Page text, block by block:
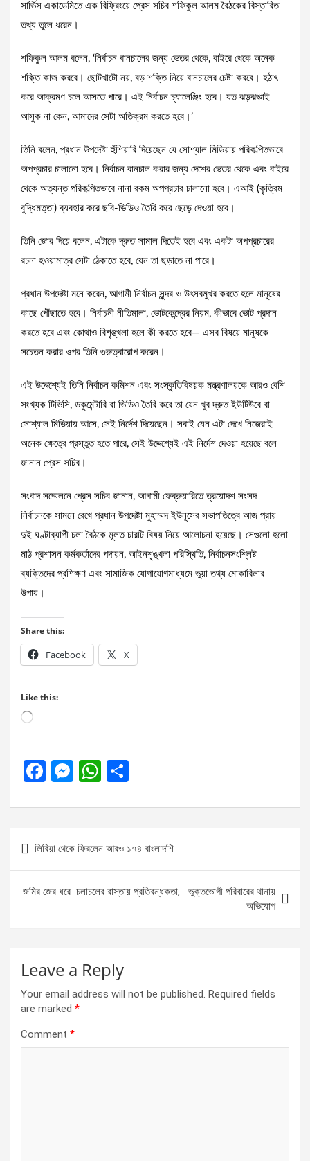
সার্ভিস একাডেমিতে এক বিফ্রিংয়ে প্রেস সচিব শফিকুল আলম বৈঠকের বিস্তারিত
তথ্য তুলে ধরেন।
শফিকুল আলম বলেন, ‘নির্বাচন বানচালের জন্য ভেতর থেকে, বাইরে থেকে অনেক
শক্তি কাজ করবে। ছোটখাটো নয়, বড় শক্তি নিয়ে বানচালের চেষ্টা করবে। হঠাৎ
করে আক্রমণ চলে আসতে পারে। এই নির্বাচন চ্যালেঞ্জিং হবে। যত ঝড়ঝঞ্চাই
আসুক না কেন, আমাদের সেটা অতিক্রম করতে হবে।’
তিনি বলেন, প্রধান উপদেষ্টা হুঁশিয়ারি দিয়েছেন যে সোশ্যাল মিডিয়ায় পরিকল্পিতভাবে
অপপ্রচার চালানো হবে। নির্বাচন বানচাল করার জন্য দেশের ভেতর থেকে এবং বাইরে
থেকে অত্যন্ত পরিকল্পিতভাবে নানা রকম অপপ্রচার চালানো হবে। এআই (কৃত্রিম
বুদ্ধিমত্তা) ব্যবহার করে ছবি-ভিডিও তৈরি করে ছেড়ে দেওয়া হবে।
তিনি জোর দিয়ে বলেন, এটাকে দ্রুত সামাল দিতেই হবে এবং একটা অপপ্রচারের
রচনা হওয়ামাত্র সেটা ঠেকাতে হবে, যেন তা ছড়াতে না পারে।
প্রধান উপদেষ্টা মনে করেন, আগামী নির্বাচন সুন্দর ও উৎসবমুখর করতে হলে মানুষের
কাছে পৌঁছাতে হবে। নির্বাচনী নীতিমালা, ভোটকেন্দ্রের নিয়ম, কীভাবে ভোট প্রদান
করতে হবে এবং কোথাও বিশৃঙ্খলা হলে কী করতে হবে— এসব বিষয়ে মানুষকে
সচেতন করার ওপর তিনি গুরুত্বারোপ করেন।
এই উদ্দেশ্যেই তিনি নির্বাচন কমিশন এবং সংস্কৃতিবিষয়ক মন্ত্রণালয়কে আরও বেশি
সংখ্যক টিভিসি, ডকুমেন্টারি বা ভিডিও তৈরি করে তা যেন খুব দ্রুত ইউটিউবে বা
সোশ্যাল মিডিয়ায় আসে, সেই নির্দেশ দিয়েছেন। সবাই যেন এটা দেখে নিজেরাই
অনেক ক্ষেত্রে প্রস্তুত হতে পারে, সেই উদ্দেশ্যেই এই নির্দেশ দেওয়া হয়েছে বলে
জানান প্রেস সচিব।
সংবাদ সম্মেলনে প্রেস সচিব জানান, আগামী ফেব্রুয়ারিতে ত্রয়োদশ সংসদ
নির্বাচনকে সামনে রেখে প্রধান উপদেষ্টা মুহাম্মদ ইউনূসের সভাপতিত্বে আজ প্রায়
দুই ঘণ্টাব্যাপী চলা বৈঠকে মূলত চারটি বিষয় নিয়ে আলোচনা হয়েছে। সেগুলো হলো
মাঠ প্রশাসন কর্মকর্তাদের পদায়ন, আইনশৃঙ্খলা পরিস্থিতি, নির্বাচনসংশ্লিষ্ট
ব্যক্তিদের প্রশিক্ষণ এবং সামাজিক যোগাযোগমাধ্যমে ভুয়া তথ্য মোকাবিলার
উপায়।
Share this:
Facebook X
Like this:
Loading…
F
ce
b
o
o
M
se
n
g
er
W
at
A
p
ar
Post
navigation
লিবিয়া থেকে ফিরলেন আরও ১৭৪ বাংলাদশি
জমির জের ধরে চলাচলের রাস্তায় প্রতিবন্ধকতা, ভুক্তভোগী পরিবারের থানায়
অভিযোগ
Leave a Reply
Your email address will not be published. Required fields
are marked *
Comment *